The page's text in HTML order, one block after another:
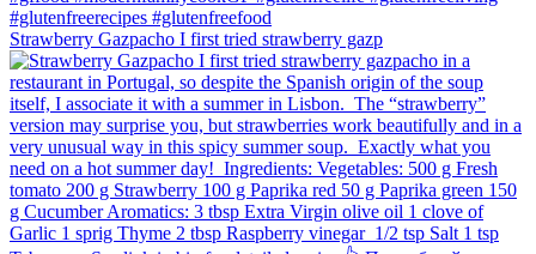
Strawberry Gazpacho⁠ I first tried strawberry gazp